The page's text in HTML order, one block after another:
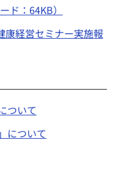
ド：64KB）
康経営セミナー実施報
ついて
について